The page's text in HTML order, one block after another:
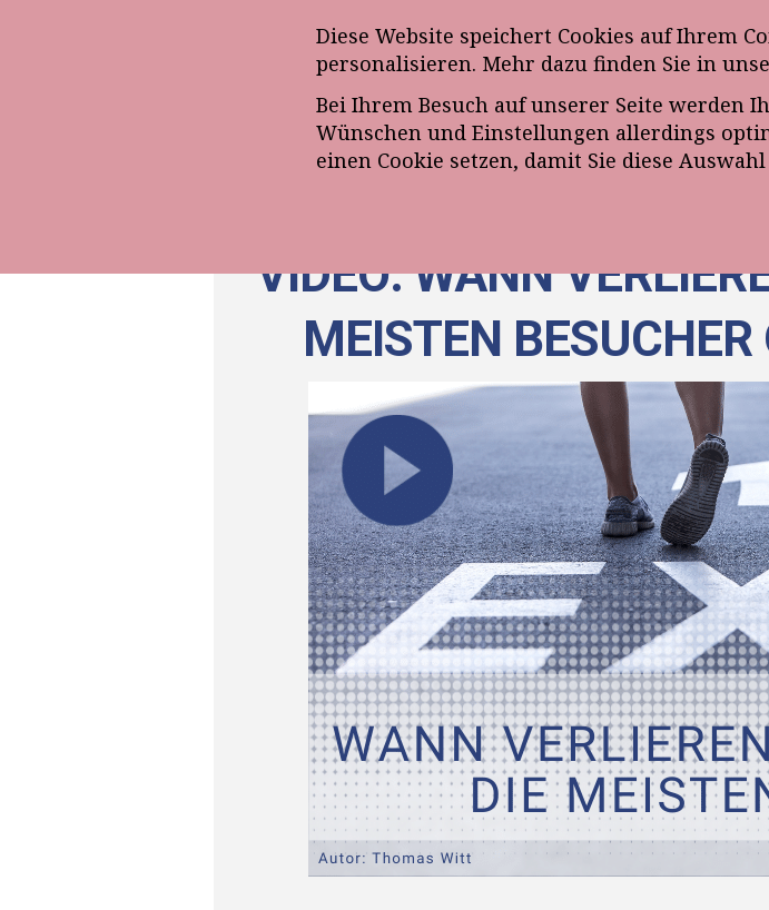
Diese Website speichert Cookies auf Ihrem
personalisieren. Mehr dazu finden Sie in
Bei Ihrem Besuch auf unserer Seite werden
Wünschen und Einstellungen allerdings
einen Cookie setzen, damit Sie diese
Anmeldung zum E-Mail-Newsletter
ÜBER UNS PROGRAMME
VIDEO: WANN
MEISTEN